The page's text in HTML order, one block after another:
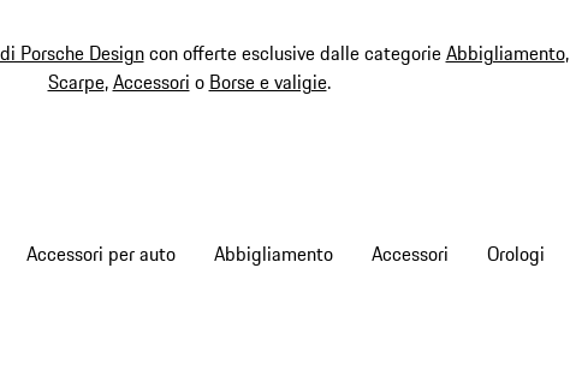
Porsche Designcon offerte esclusive dalle categorieAbbigliamento,
Scarpe,Accessori o Borse e valigie.
Accessori per auto Abbigliamento Accessori Orologi